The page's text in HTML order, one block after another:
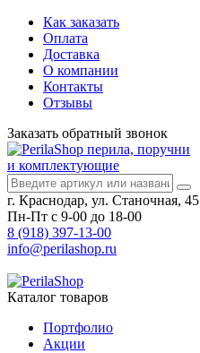
Как заказать
Оплата
Доставка
О компании
Контакты
Отзывы
Заказать обратный звонок
перила, поручни
и комплектующие
г. Краснодар, ул. Станочная, 45
Пн-Пт с 9-00 до 18-00
8 (918) 397-13-00
info@perilashop.ru
Каталог товаров
Портфолио
Акции